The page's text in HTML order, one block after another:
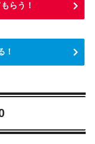
らう！
！